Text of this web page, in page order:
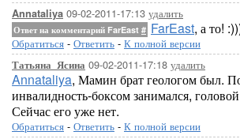
Annataliya 09-02-2011-17:13 удалить
Ответ на комментарий FarEast # FarEast, а то!
Обратиться - Ответить - К полной версии
Татьяна_Ясина 09-02-2011-17:18 удалить
Annataliya, Мамин брат геологом был.
инвалидность-боксом занимался,
Сейчас его уже нет.
Обратиться - Ответить - К полной версии